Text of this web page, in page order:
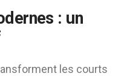
: un
les courts